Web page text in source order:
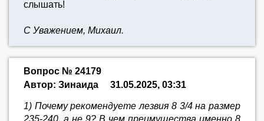
слышать!
С Уважением, Михаил.
Вопрос № 24179
Автор: Зинаида
31.05.2025, 03:31
1) Почему рекомендуете лезвия 8 3/4 на размер
235-240, а не 9? В чем преимущества именно 8